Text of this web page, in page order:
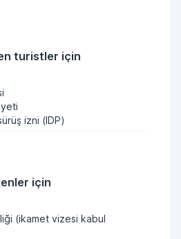
turistler için
izni (IDP)
için
(ikamet vizesi kabul